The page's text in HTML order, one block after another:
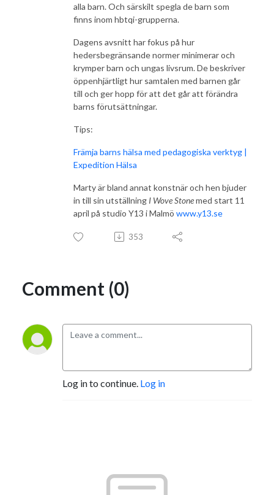
alla barn. Och särskilt spegla de barn som
finns inom hbtqi-grupperna.
Dagens avsnitt har fokus på hur
hedersbegränsande normer minimerar och
krymper barn och ungas livsrum. De beskriver
öppenhjärtligt hur samtalen med barnen går
till och ger hopp för att det går att förändra
barns förutsättningar.
Tips:
Främja barns hälsa med pedagogiska verktyg |
Expedition Hälsa
Marty är bland annat konstnär och hen bjuder
in till sin utställning I Wove Stonemed start 11
april på studio Y13 i Malmö www.y13.se
353
Comment (0)
Log in to continue. Log in